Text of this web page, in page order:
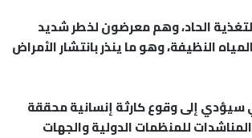
يعانون من سوء التغذية الحاد، وهم معرضون لخطر شديد
النظيفة، وهو ما ينذر بانتشار الأمراض
سيؤدي إلى وقوع كارثة إنسانية محققة
للمنظمات الدولية والجهات